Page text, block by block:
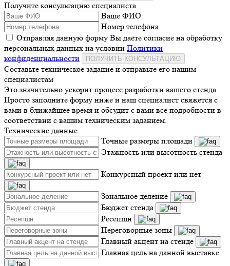
Получите консультацию специалиста
Ваше ФИО
Номер телефона
Отправляя данную форму Вы даёте согласие на обработку
персональных данных на условии Политики
конфиденциальности
ПОЛУЧИТЬ КОНСУЛЬТАЦИЮ
Составьте техническое задание и отправьте его нашим
специалистам
Это значительно ускорит процесс разработки вашего стенда.
Просто заполните форму ниже и наш специалист свяжется с
вами в ближайшее время и обсудит с вами все подробности в
соответствии с вашим техническим заданием.
Технические данные
Точные размеры площади
Этажность или высотность стенда
Конкурсный проект или нет
Зональное деление
Бюджет стенда
Ресепшн
Переговорные зоны
Главный акцент на стенде
Главная цель на данной выставке